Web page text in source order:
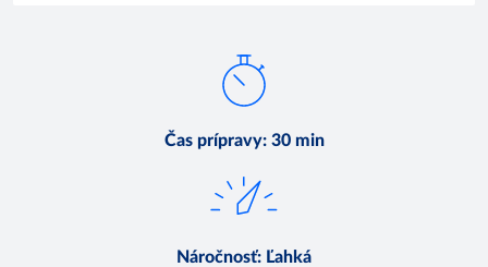
Čas prípravy: 30 min
Náročnosť: Ľahká